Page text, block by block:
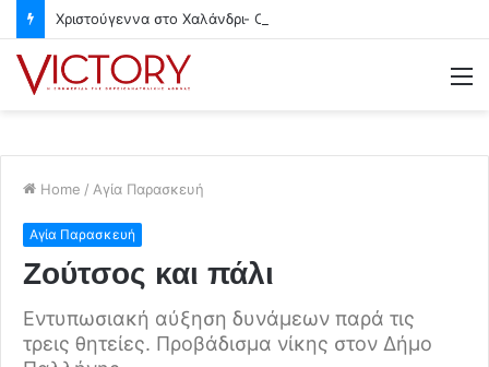
Home / Αγία Παρασκευή
Αγία Παρασκευή
Ζούτσος και πάλι
Εντυπωσιακή αύξηση δυνάμεων παρά τις
τρεις θητείες. Προβάδισμα νίκης στον Δήμο